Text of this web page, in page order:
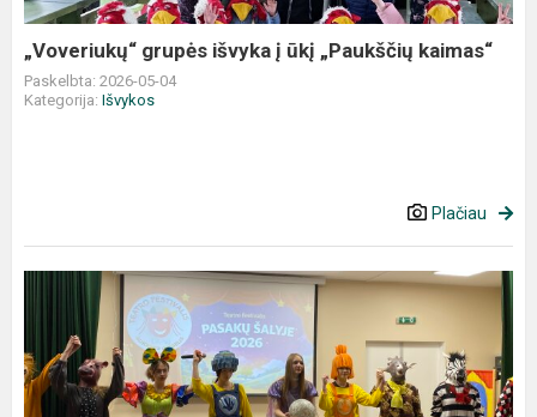
kaimas“
„Voveriukų“ grupės išvyka į ūkį „Paukščių kaimas“
Paskelbta: 2026-05-04
Kategorija: Išvykos
Plačiau
keturios
dienos